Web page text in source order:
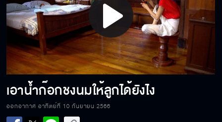
Play
Video
เอาน้ำก๊อกชงนมให้ลูกได้ยังไง
ออกอากาศ อาทิตย์ที่ 10 กันยายน 2566
อภิชาติเขาเป็นลูกฉันนะ ฉันคิดถึงลูก
เหล้าเป็นของไม่ดีมีสิ่งชั่วร้ายอยู่ในนั้นไม่ควรเข้า
ใกล้